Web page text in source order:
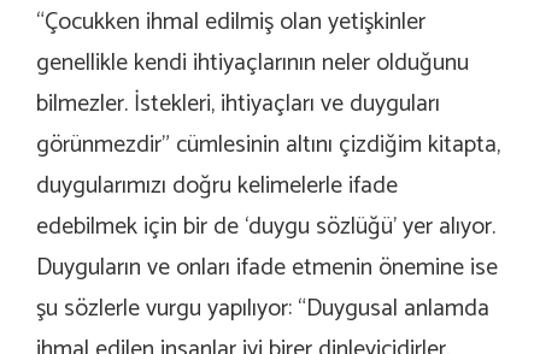
“Çocukken ihmal edilmiş olan yetişkinler
genellikle kendi ihtiyaçlarının neler olduğunu
bilmezler. İstekleri, ihtiyaçları ve duyguları
görünmezdir” cümlesinin altını çizdiğim kitapta,
duygularımızı doğru kelimelerle ifade
edebilmek için bir de ‘duygu sözlüğü’ yer alıyor.
Duyguların ve onları ifade etmenin önemine ise
şu sözlerle vurgu yapılıyor: “Duygusal anlamda